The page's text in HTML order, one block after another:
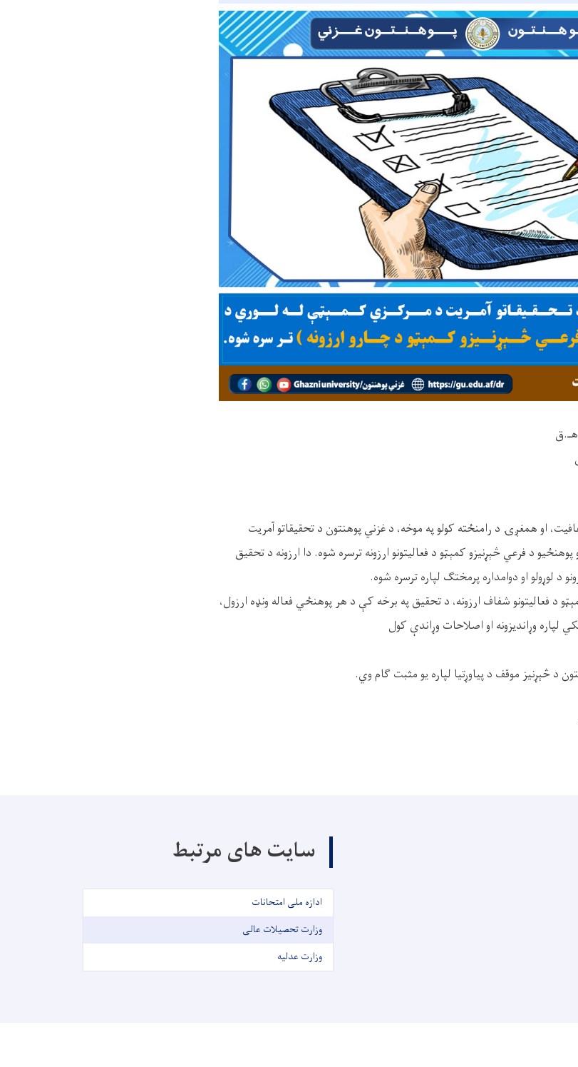
او همغږۍ د رامنځته کولو په موخه، د غزني پوهنتون د تحقیقاتو آمریت
د فرعي څېړنیزو کمېټو د فعالیتونو ارزونه ترسره شوه. دا ارزونه د تحقیق
د لوړولو او دوامداره پرمختګ لپاره ترسره شوه.
د فعالیتونو شفاف ارزونه، د تحقیق په برخه کې د هر پوهنځي فعاله ونډه ارزول،
لپاره وړاندیزونه او اصلاحات وړاندې کول
د څېړنیز موقف د پیاوړتیا لپاره یو مثبت ګام وي.
سایت های مرتبط
ادازه ملی امتحانات
وزارت تحصیلات عالی
وزارت عدلیه